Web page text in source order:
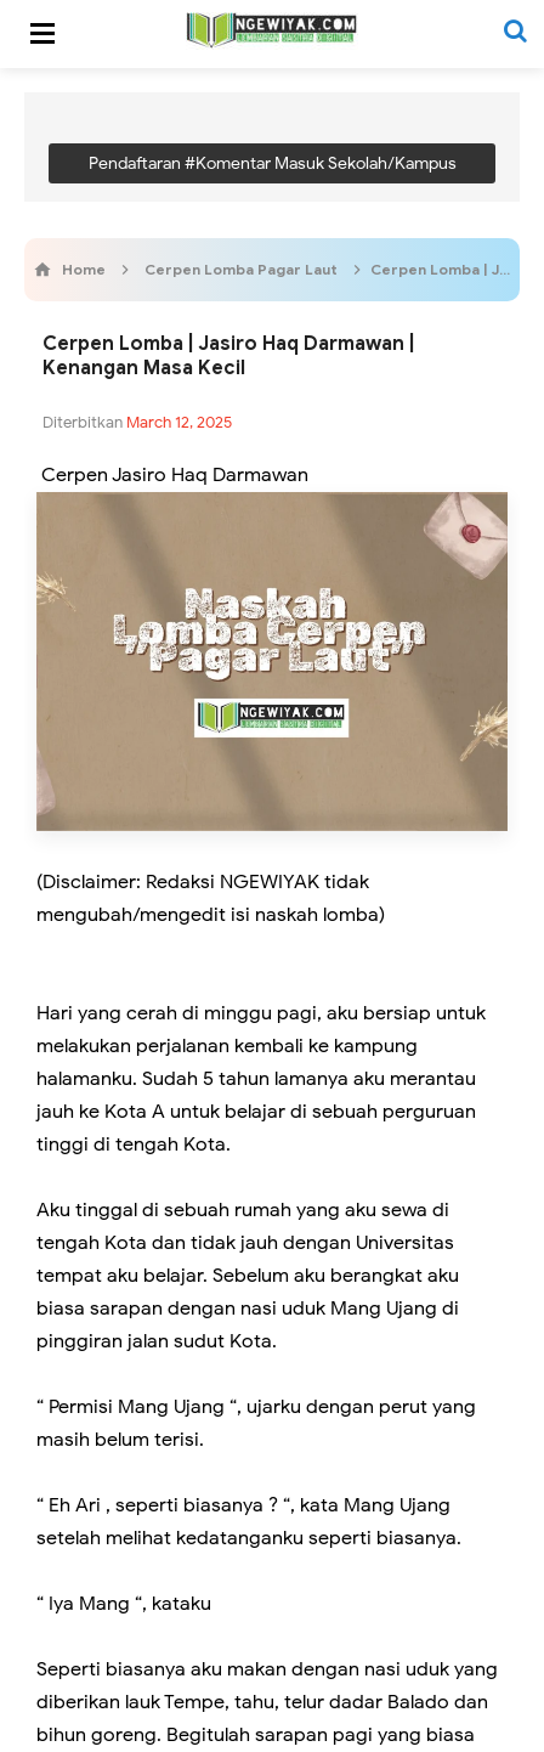
Pendaftaran #Komentar Masuk Sekolah/Kampus
Home Cerpen Lomba Pagar Laut Cerpen Lomba | Jasiro Haq Darmawan | Kenangan Masa Kecil
Cerpen Lomba | Jasiro Haq Darmawan |
Kenangan Masa Kecil
Diterbitkan March 12, 2025
Cerpen Jasiro Haq Darmawan
(Disclaimer: Redaksi NGEWIYAK tidak
mengubah/mengedit isi naskah lomba)
Hari yang cerah di minggu pagi, aku bersiap untuk
melakukan perjalanan kembali ke kampung
halamanku. Sudah 5 tahun lamanya aku merantau
jauh ke Kota A untuk belajar di sebuah perguruan
tinggi di tengah Kota.
Aku tinggal di sebuah rumah yang aku sewa di
tengah Kota dan tidak jauh dengan Universitas
tempat aku belajar. Sebelum aku berangkat aku
biasa sarapan dengan nasi uduk Mang Ujang di
pinggiran jalan sudut Kota.
“ Permisi Mang Ujang “, ujarku dengan perut yang
masih belum terisi.
“ Eh Ari , seperti biasanya ? “, kata Mang Ujang
setelah melihat kedatanganku seperti biasanya.
“ Iya Mang “, kataku
Seperti biasanya aku makan dengan nasi uduk yang
diberikan lauk Tempe, tahu, telur dadar Balado dan
bihun goreng. Begitulah sarapan pagi yang biasa